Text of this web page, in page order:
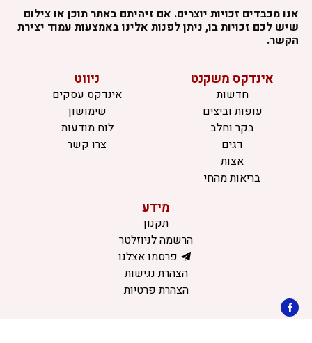
אנו מכבדים זכויות יוצרים. אם זיהיתם באתר תוכן או צילום
שיש לכם זכויות בו, ניתן לפנות אלינו באמצעות עמוד יצירת
הקשר.
אינדקס משקנט
חדשות
עופות וביצים
בקר וחלב
דגים
אצות
בריאות מהחי
ניווט
אינדקס עסקים
שימושון
לוח מודעות
צרו קשר
מידע
תקנון
הרשמה לניוזלטר
פרסמו אצלנו
הצהרת נגישות
הצהרת פרטיות